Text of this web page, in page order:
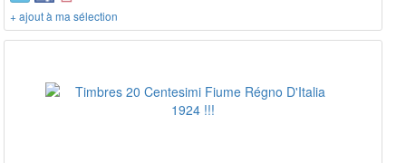
+ ajout à ma sélection